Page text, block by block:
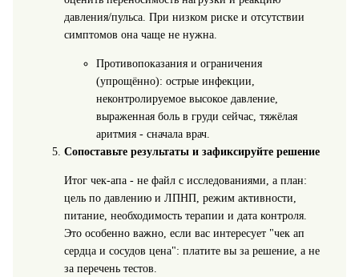
давления/пульса. При низком риске и отсутствии
симптомов она чаще не нужна.
Противопоказания и ограничения
(упрощённо): острые инфекции,
неконтролируемое высокое давление,
выраженная боль в груди сейчас, тяжёлая
аритмия - сначала врач.
Сопоставьте результаты и зафиксируйте решение
Итог чек‑апа - не файл с исследованиями, а план:
цель по давлению и ЛПНП, режим активности,
питание, необходимость терапии и дата контроля.
Это особенно важно, если вас интересует "чек ап
сердца и сосудов цена": платите вы за решение, а не
за перечень тестов.